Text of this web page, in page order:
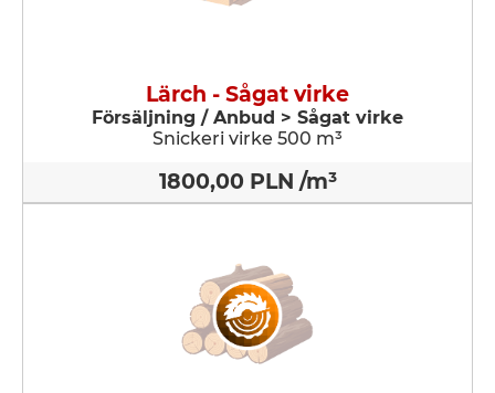
Lärch - Sågat virke
Försäljning / Anbud > Sågat virke
Snickeri virke 500 m³
1800,00 PLN /m³